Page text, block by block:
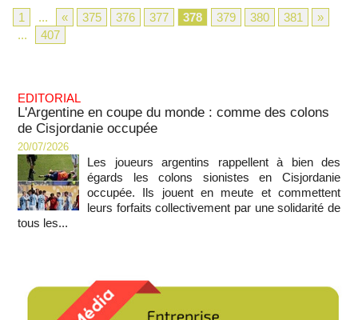
1 ... « 375 376 377 378 379 380 381
»
...
407
EDITORIAL
L'Argentine en coupe du monde : comme des colons
de Cisjordanie occupée
20/07/2026
Les joueurs argentins rappellent à bien des
égards les colons sionistes en Cisjordanie
occupée. Ils jouent en meute et commettent
leurs forfaits collectivement par une solidarité de
tous les...